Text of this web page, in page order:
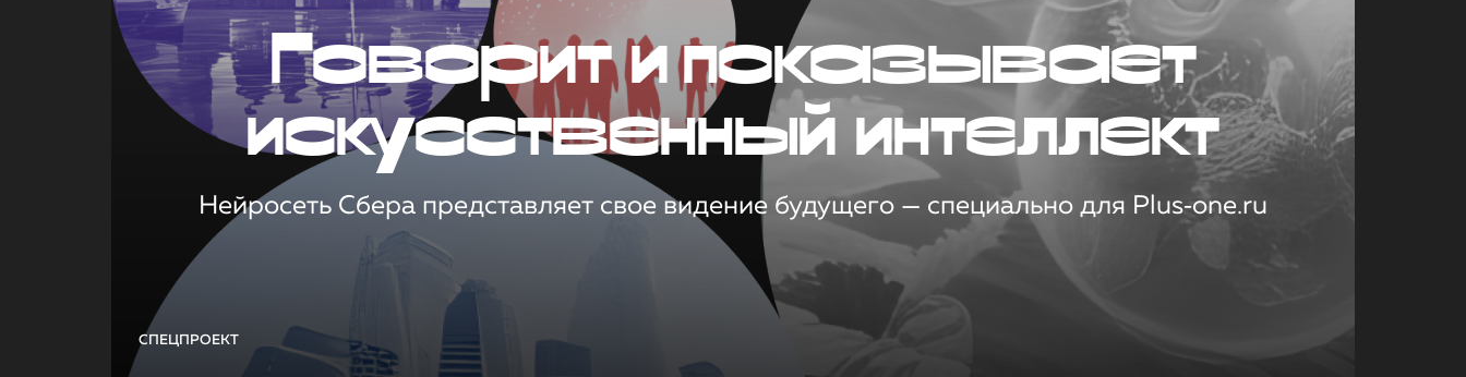
СПЕЦПРОЕКТ
Говорит и показывает
искусственный интеллект
Нейросеть Сбера представляет свое видение будущего — специально для Plus‑one.ru